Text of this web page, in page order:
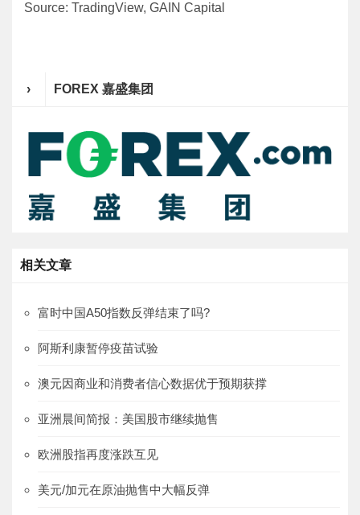
Source: TradingView, GAIN Capital
› FOREX 嘉盛集团
相关文章
富时中国A50指数反弹结束了吗?
阿斯利康暂停疫苗试验
澳元因商业和消费者信心数据优于预期获撑
亚洲晨间简报：美国股市继续抛售
欧洲股指再度涨跌互见
美元/加元在原油抛售中大幅反弹